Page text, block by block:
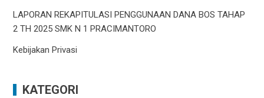
LAPORAN REKAPITULASI PENGGUNAAN DANA BOS TAHAP
2 TH 2025 SMK N 1 PRACIMANTORO
Kebijakan Privasi
KATEGORI